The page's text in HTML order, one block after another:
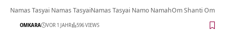
Namas Tasyai Namas TasyaiNamas Tasyai Namo NamahOm Shanti Om
OMKARA VOR 1 JAHR 596 VIEWS